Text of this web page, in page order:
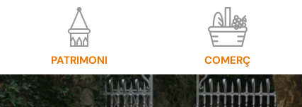
PATRIMONI COMERÇ